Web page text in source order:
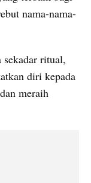
nama-nama-
sekadar ritual,
diri kepada
meraih